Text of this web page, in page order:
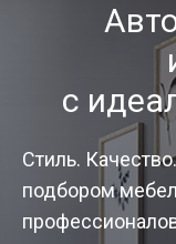
с
Стиль.
подбором